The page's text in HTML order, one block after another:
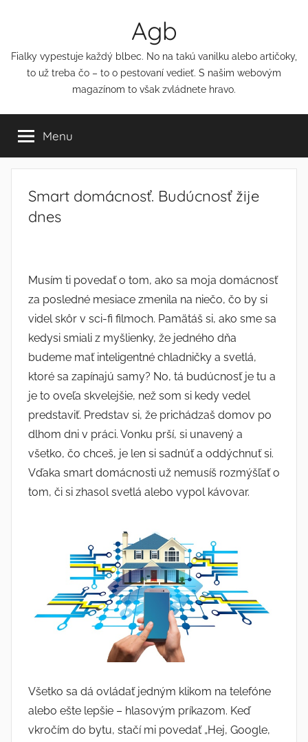
Agb
Fialky vypestuje každý blbec. No na takú vanilku alebo artičoky,
to už treba čo – to o pestovaní vedieť. S našim webovým
magazínom to však zvládnete hravo.
Menu
Smart domácnosť. Budúcnosť žije
dnes
Musím ti povedať o tom, ako sa moja domácnosť
za posledné mesiace zmenila na niečo, čo by si
videl skôr v sci-fi filmoch. Pamätáš si, ako sme sa
kedysi smiali z myšlienky, že jedného dňa
budeme mať inteligentné chladničky a svetlá,
ktoré sa zapínajú samy? No, tá budúcnosť je tu a
je to oveľa skvelejšie, než som si kedy vedel
predstaviť. Predstav si, že prichádzaš domov po
dlhom dni v práci. Vonku prší, si unavený a
všetko, čo chceš, je len si sadnúť a oddýchnuť si.
Vďaka smart domácnosti už nemusíš rozmýšľať o
tom, či si zhasol svetlá alebo vypol kávovar.
Všetko sa dá ovládať jedným klikom na telefóne
alebo ešte lepšie – hlasovým príkazom. Keď
vkročím do bytu, stačí mi povedať „Hej, Google,